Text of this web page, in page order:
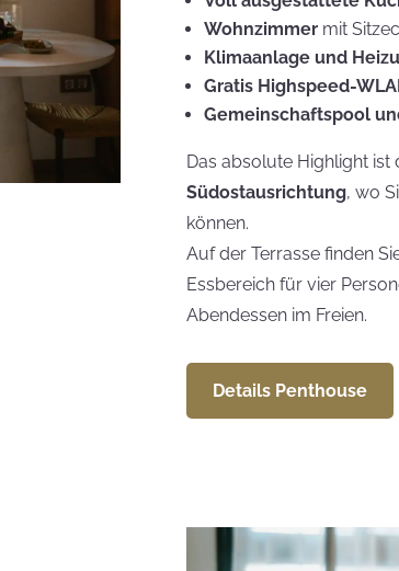
Wohnzimmermit
Klimaanlage und
Gratis Highspeed-
Gemeinschaftspool
Das absolute Highlight ist
Südostausrichtung, wo
können.
Auf der Terrasse finden
Essbereich für vier
Abendessen im Freien.
Details Penthouse